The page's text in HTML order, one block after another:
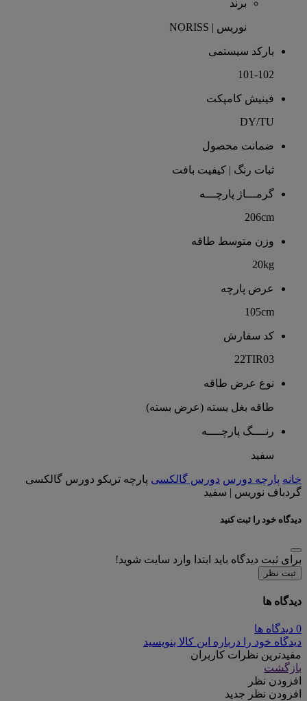
برند
نوریس | NORISS
بارکد سیستمی
101-102
فینیش کامپکت
DY/TU
ضمانت محصول
ثبات رنگ | کیفیت بافت
گرمـــاژ پارچـــه
206cm
وزن متوسط طاقه
20kg
عرض پارچه
105cm
کد سفارش
22TIR03
نوع عرض طاقه
طاقه بغل بسته (عرض بسته)
رنــــگ پارچــــه
سفید
خانه پارچه دورس دورس گالکسی پارچه تریکو دورس گالکسی
گردباف نوریس | سفید
دیدگاه خود را ثبت کنید
برای ثبت دیدگاه باید ابتدا وارد سایت شوید!
ثبت نظر
دیدگاه ها
0 دیدگاه ها
دیدگاه خود را درباره این کالا بنویسید
مفیدترین نظرات کاربران
بازگشت
افزودن نظر
افزودن نظر جدید